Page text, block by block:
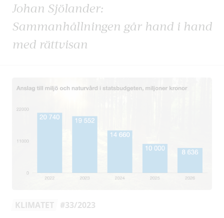
Johan Sjölander:
Sammanhållningen går hand i hand
med rättvisan
KLIMATET #33/2023